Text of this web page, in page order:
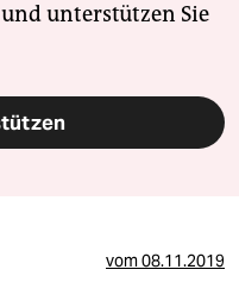
unterstützen Sie
vom08.11.2019